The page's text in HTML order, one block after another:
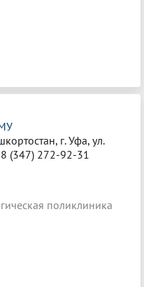
г. Уфа, ул.
(347) 272-92-31
поликлиника